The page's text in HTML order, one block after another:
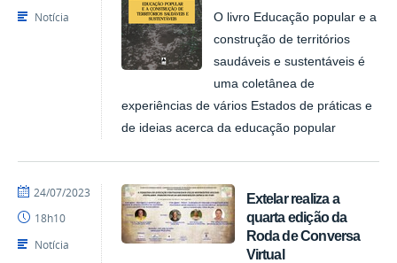
O livro Educação popular e a
construção de territórios
saudáveis e sustentáveis é
uma coletânea de
experiências de vários Estados de práticas e
de ideias acerca da educação popular
Notícia
Extelar realiza a
quarta edição da
Roda de Conversa
Virtual
por
publicado
24/07/2023
18h10
Notícia